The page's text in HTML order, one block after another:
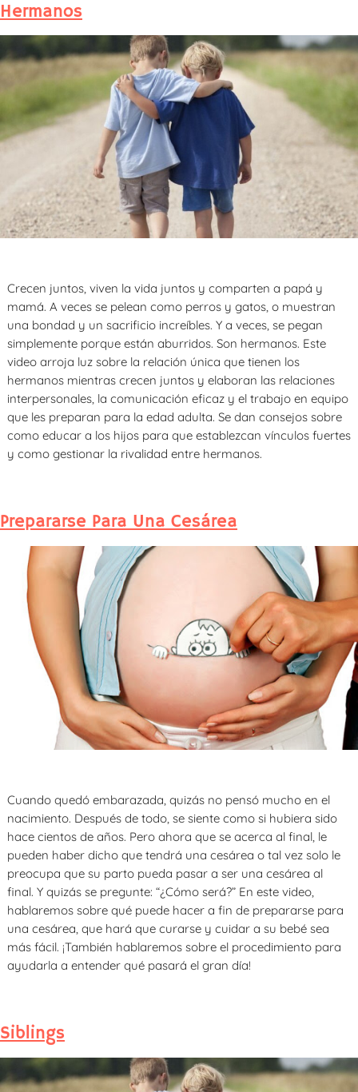
Hermanos
Crecen juntos, viven la vida juntos y comparten a papá y
mamá. A veces se pelean como perros y gatos, o muestran
una bondad y un sacrificio increíbles. Y a veces, se pegan
simplemente porque están aburridos. Son hermanos. Este
video arroja luz sobre la relación única que tienen los
hermanos mientras crecen juntos y elaboran las relaciones
interpersonales, la comunicación eficaz y el trabajo en equipo
que les preparan para la edad adulta. Se dan consejos sobre
como educar a los hijos para que establezcan vínculos fuertes
y como gestionar la rivalidad entre hermanos.
Prepararse Para Una Cesárea
Cuando quedó embarazada, quizás no pensó mucho en el
nacimiento. Después de todo, se siente como si hubiera sido
hace cientos de años. Pero ahora que se acerca al final, le
pueden haber dicho que tendrá una cesárea o tal vez solo le
preocupa que su parto pueda pasar a ser una cesárea al
final. Y quizás se pregunte: “¿Cómo será?” En este video,
hablaremos sobre qué puede hacer a fin de prepararse para
una cesárea, que hará que curarse y cuidar a su bebé sea
más fácil. ¡También hablaremos sobre el procedimiento para
ayudarla a entender qué pasará el gran día!
Siblings